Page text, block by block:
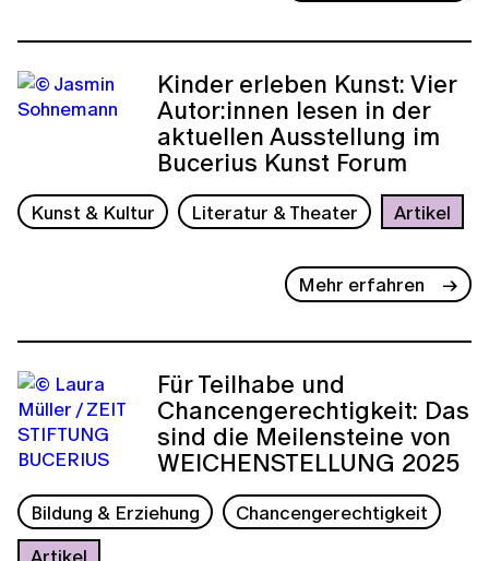
Kinder erleben Kunst: Vier
Autor:innen lesen in der
aktuellen Ausstellung im
Bucerius Kunst Forum
Kunst & Kultur Literatur & Theater Artikel
Mehr erfahren
Für Teilhabe und
Chancengerechtigkeit: Das
sind die Meilensteine von
WEICHENSTELLUNG 2025
Bildung & Erziehung
Chancengerechtigkeit